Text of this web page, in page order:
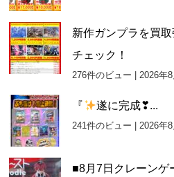
新作ガンプラを買
チェック！
276件のビュー |2026年
『 遂に完成❣...
241件のビュー |2026年
■8月7日クレーンゲ